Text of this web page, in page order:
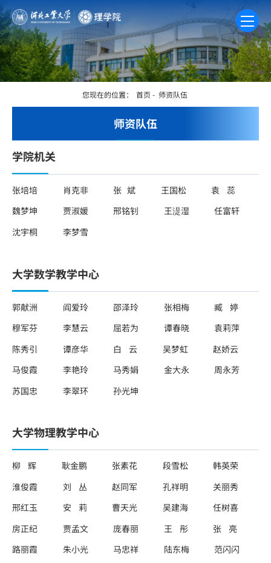
师资队伍
您现在的位置： 首页 - 师资队伍
学院机关
张培培 肖克非 张 斌 王国松
袁 蕊
魏梦坤
贾淑媛 邢铭钊 王湜湿
任富轩
沈宇桐
李梦雪
大学数学教学中心
郭献洲 阎爱玲 邵泽玲 张相梅
臧 婷
穆军芬
李慧云 屈若为 谭春晓
袁莉萍
陈秀引
谭彦华 白 云 吴梦虹
赵娇云
马俊霞
李艳玲 马秀娟 金大永
周永芳
苏国忠
李翠环 孙光坤
大学物理教学中心
柳 辉 耿金鹏 张素花 段雪松
韩英荣
淮俊霞
刘 丛 赵同军 孔祥明
关丽秀
邢红玉
安 莉 曹天光 吴建海
任树喜
房正纪
贾孟文 庞春丽 王 彤
张 亮
路丽霞
朱小光 马忠祥 陆东梅
范闪闪